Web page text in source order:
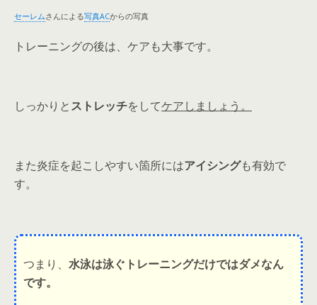
セーレムさんによる写真ACからの写真
トレーニングの後は、ケアも大事です。
しっかりとストレッチをしてケアしましょう。
また炎症を起こしやすい箇所にはアイシングも有効で
す。
つまり、 水泳は泳ぐトレーニングだけではダメなん
です。